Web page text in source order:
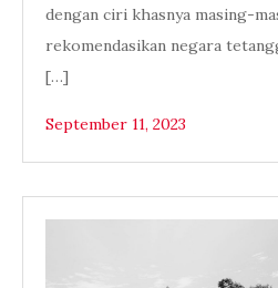
dengan ciri khasnya masing-
rekomendasikan negara
[…]
September 11, 2023